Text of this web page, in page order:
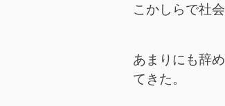
こかしらで社
あまりにも辞
てきた。